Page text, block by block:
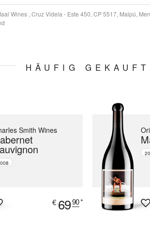
Wines , Cruz Videla - Este 450, CP 5517, Maipú,
HÄUFIG GEKAUFT
Smith Wines
€ 6990*